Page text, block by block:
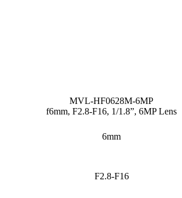
MVL-HF0628M-6MP
f6mm, F2.8-F16, 1/1.8”, 6MP Lens
6mm
F2.8-F16